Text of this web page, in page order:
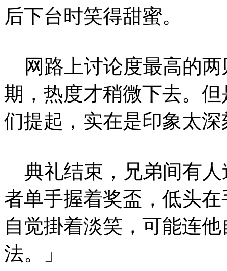
后下台时笑得甜蜜。
网路上讨论度最高的两
期，热度才稍微下去。
们提起，实在是印象太
典礼结束，兄弟间有人
者单手握着奖盃，低头
自觉掛着淡笑，可能连
法。」